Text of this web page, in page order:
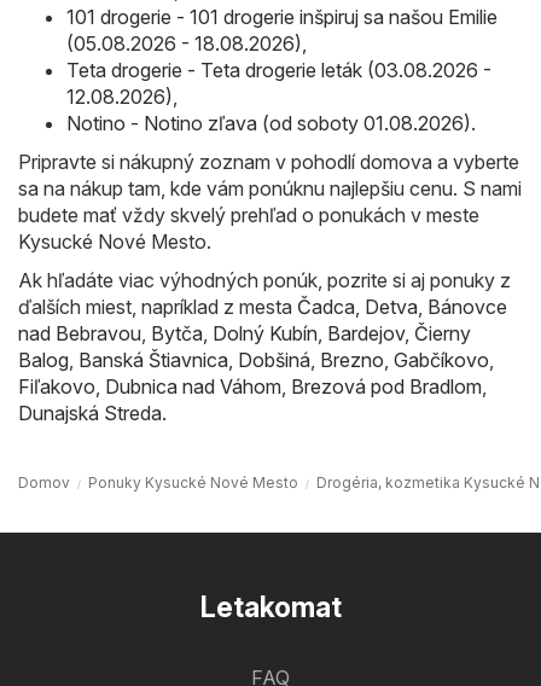
101 drogerie - 101 drogerie inšpiruj sa našou Emilie
(05.08.2026 - 18.08.2026),
Teta drogerie - Teta drogerie leták (03.08.2026 -
12.08.2026),
Notino - Notino zľava (od soboty 01.08.2026).
Pripravte si nákupný zoznam v pohodlí domova a vyberte
sa na nákup tam, kde vám ponúknu najlepšiu cenu. S nami
budete mať vždy skvelý prehľad o ponukách v meste
Kysucké Nové Mesto.
Ak hľadáte viac výhodných ponúk, pozrite si aj ponuky z
ďalších miest, napríklad z mesta Čadca, Detva, Bánovce
nad Bebravou, Bytča, Dolný Kubín, Bardejov, Čierny
Balog, Banská Štiavnica, Dobšiná, Brezno, Gabčíkovo,
Fiľakovo, Dubnica nad Váhom, Brezová pod Bradlom,
Dunajská Streda.
Domov Ponuky Kysucké Nové Mesto Drogéria, kozmetika Kysucké
Letakomat
FAQ